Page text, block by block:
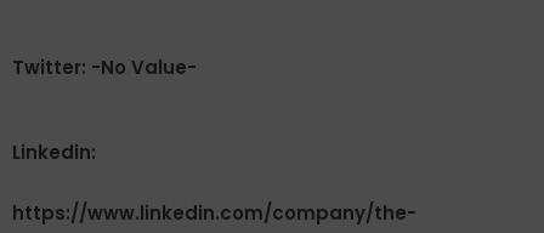
Twitter: -No Value-
Linkedin:
https://www.linkedin.com/company/the-